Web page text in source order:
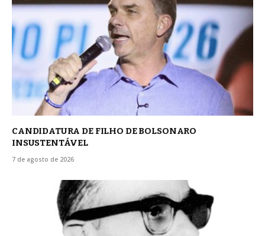
CANDIDATURA DE FILHO DE BOLSONARO
INSUSTENTÁVEL
7 de agosto de 2026